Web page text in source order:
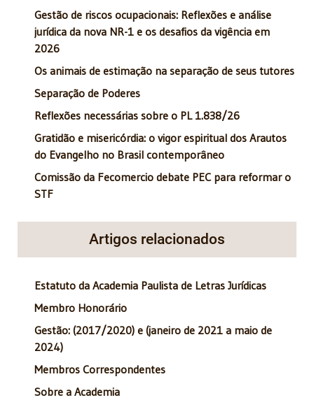
Gestão de riscos ocupacionais: Reflexões e análise
jurídica da nova NR-1 e os desafios da vigência em
2026
Os animais de estimação na separação de seus tutores
Separação de Poderes
Reflexões necessárias sobre o PL 1.838/26
Gratidão e misericórdia: o vigor espiritual dos Arautos
do Evangelho no Brasil contemporâneo
Comissão da Fecomercio debate PEC para reformar o
STF
Artigos relacionados
Estatuto da Academia Paulista de Letras Jurídicas
Membro Honorário
Gestão: (2017/2020) e (janeiro de 2021 a maio de
2024)
Membros Correspondentes
Sobre a Academia